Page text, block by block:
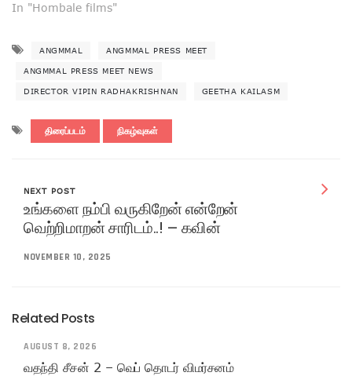
In "Hombale films"
ANGMMAL ANGMMAL PRESS MEET
ANGMMAL PRESS MEET NEWS
DIRECTOR VIPIN RADHAKRISHNAN GEETHA KAILASM
திரைப்படம் நிகழ்வுகள்
NEXT POST
உங்களை நம்பி வருகிறேன் என்றேன்
வெற்றிமாறன் சாரிடம்..! – கவின்
NOVEMBER 10, 2025
Related Posts
AUGUST 8, 2026
வதந்தி சீசன் 2 – வெப் தொடர் விமர்சனம்